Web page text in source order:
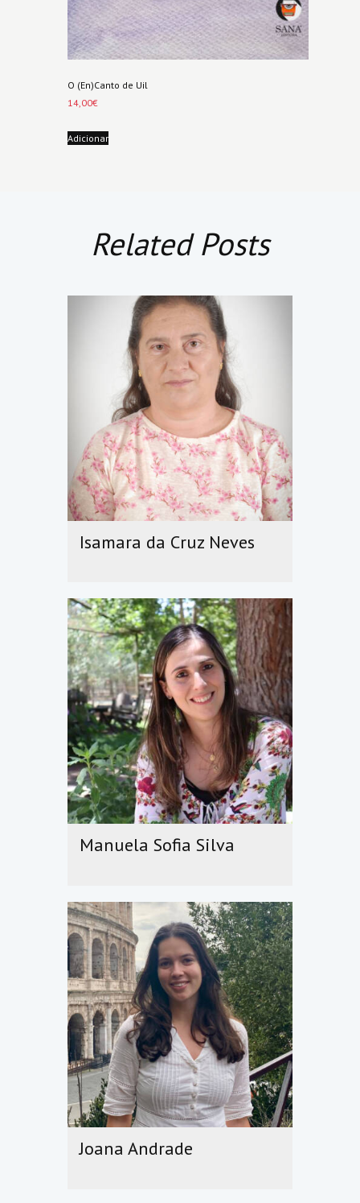
O (En)Canto de Uil
14,00€
Adicionar
Related Posts
Isamara da Cruz Neves
Manuela Sofia Silva
Joana Andrade